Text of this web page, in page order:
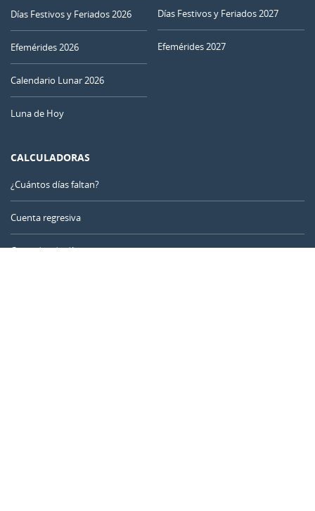
Días Festivos y Feriados 2026
Efemérides 2026
Calendario Lunar 2026
Luna de Hoy
Días Festivos y Feriados 2027
Efemérides 2027
CALCULADORAS
¿Cuántos días faltan?
Cuenta regresiva
Contador de días